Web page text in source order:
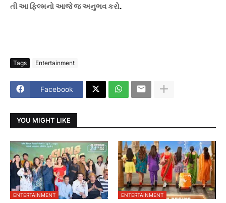
તીઆ ફિલ્મનોઆજેજઅનુભવકરો.
Tags Entertainment
Facebook
YOU MIGHT LIKE
ENTERTAINMENT ENTERTAINMENT